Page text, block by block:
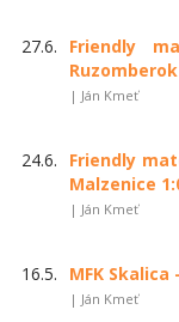
27.6.
Friendly
| Ján Kmeť
24.6.
Friendly
Malzenice
| Ján Kmeť
16.5. MFK Skalica
| Ján Kmeť